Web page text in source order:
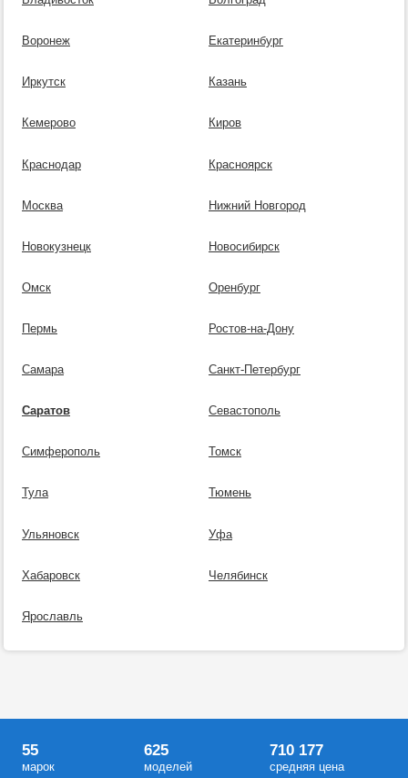
Воронеж Екатеринбург
Иркутск Казань
Кемерово Киров
Краснодар Красноярск
Москва Нижний Новгород
Новокузнецк Новосибирск
Омск Оренбург
Пермь Ростов-на-Дону
Самара Санкт-Петербург
Саратов Севастополь
Симферополь Томск
Тула Тюмень
Ульяновск Уфа
Хабаровск Челябинск
Ярославль
55
марок
625
моделей
710 177
средняя цена